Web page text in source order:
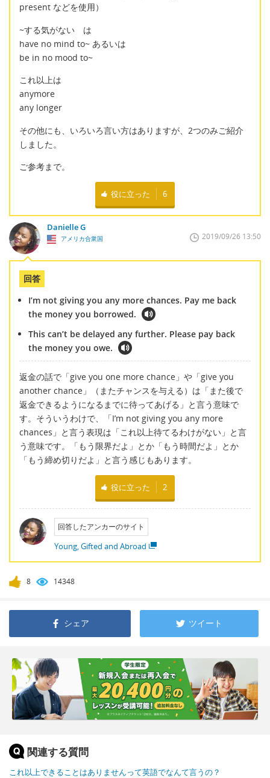
present などを使用）
~する気がない は
have no mind to~ あるいは
be in no mood to~
これ以上は
anymore
any longer
その他にも、いろいろ言い方はありますが、2つのみご紹介
しました。
ご参考まで。
役に立った 6
Danielle G
アメリカ合衆国 2019/09/26 13:50
回答
I’m not giving you any more chances. Pay me back
the money you borrowed.
This can’t be delayed any further. Please pay back
the money you owe.
返金の話で「give you one more chance」や「give you
another chance」（またチャンスを与える）は「また後で
返金できるようになるまでに待ってあげる」と言う意味で
す。そういうわけで、「I’m not giving you any more
chances」と言う表現は「これ以上待てるわけがない」と言
う意味です。「もう限界だよ」とか「もう時間だよ」とか
「もう締め切りだよ」と言う感じもあります。
役に立った 2
回答したアンカーのサイト
Young, Gifted and Abroad
8 14348
シェア ツイート
関連する質問
これ以上できることはありませんって英語でなんて言うの？